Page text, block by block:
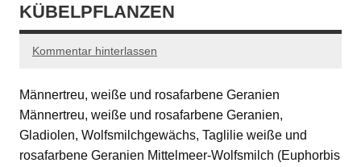
KÜBELPFLANZEN
Kommentar hinterlassen
Männertreu, weiße und rosafarbene Geranien
Männertreu, weiße und rosafarbene Geranien,
Gladiolen, Wolfsmilchgewächs, Taglilie weiße und
rosafarbene Geranien Mittelmeer-Wolfsmilch (Euphorbis